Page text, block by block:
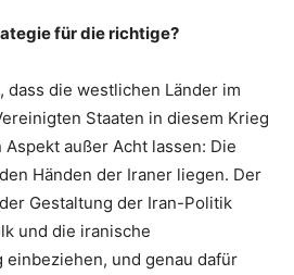
für die richtige?
dass die westlichen Länder im
Staaten in diesem Krieg
außer Acht lassen: Die
Händen der Iraner liegen. Der
Gestaltung der Iran-Politik
und die iranische
einbeziehen, und genau dafür